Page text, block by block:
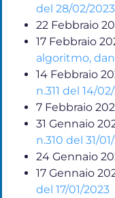
del 28/02/2023
22 Febbraio
17 Febbraio
algoritmo,
14 Febbraio
n.311 del 14/
7 Febbraio
31 Gennaio
n.310 del 31/
24 Gennaio
17 Gennaio
del 17/01/2023